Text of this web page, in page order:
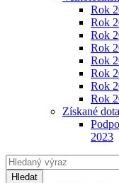
Rok
Rok
Rok
Rok
Rok
Rok
Rok
Rok
Získané
2023
Hledat